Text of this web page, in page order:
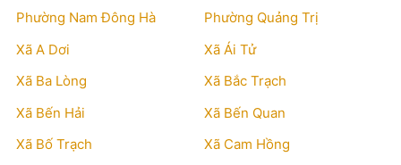
Phường Nam Đông Hà
Phường Quảng Trị
Xã A Dơi
Xã Ái Tử
Xã Ba Lòng
Xã Bắc Trạch
Xã Bến Hải
Xã Bến Quan
Xã Bố Trạch
Xã Cam Hồng